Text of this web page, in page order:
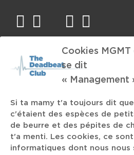
Cookies MGMT
se dit
« Management
Si ta mamy t'a toujours dit
c'étaient des espèces de
de beurre et des pépites de
t'a menti. Les cookies, ce
informatiques dont nous
facebook
twitter
mail
TAGS
Rap-Metal Juicy
Peugeot 103 Oxymore Coen
Arte Josy and the Pony Ode th
inclusivité Trevor Dunn
L'Orchestre Tout Puissant Marcel